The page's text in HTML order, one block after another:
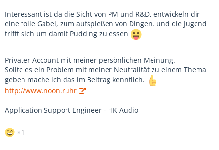
Interessant ist da die Sicht von PM und R&D, entwickeln dir
eine tolle Gabel, zum aufspießen von Dingen, und die Jugend
trifft sich um damit Pudding zu essen
Privater Account mit meiner persönlichen Meinung.
Sollte es ein Problem mit meiner Neutralität zu einem Thema
geben mache ich das im Beitrag kenntlich.
http://www.noon.ruhr
Application Support Engineer - HK Audio
1